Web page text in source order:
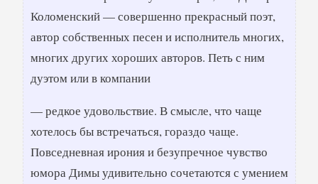
Коломенский — совершенно прекрасный поэт,
автор собственных песен и исполнитель многих,
многих других хороших авторов. Петь с ним
дуэтом или в компании
— редкое удовольствие. В смысле, что чаще
хотелось бы встречаться, гораздо чаще.
Повседневная ирония и безупречное чувство
юмора Димы удивительно сочетаются с умением